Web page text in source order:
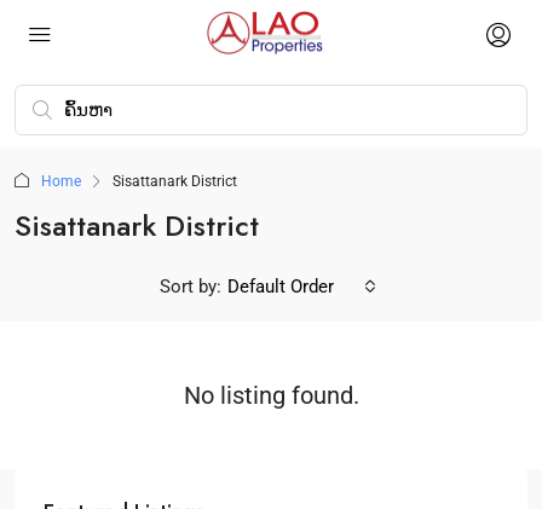
Home Sisattanark District
Sisattanark District
Sort by: Default Order
No listing found.